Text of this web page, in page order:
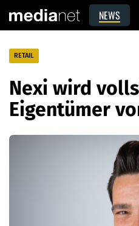
NEWS
RETAIL
Nexi wird
Eigentümer